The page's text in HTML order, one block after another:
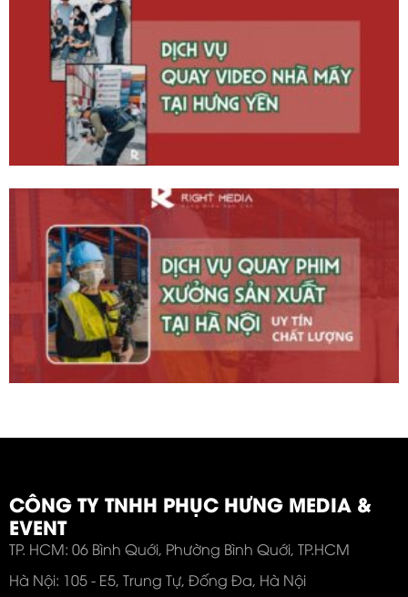
CÔNG TY TNHH PHỤC HƯNG MEDIA &
EVENT
TP. HCM: 06 Bình Quới, Phường Bình Quới, TP.HCM
Hà Nội: 105 - E5, Trung Tự, Đống Đa, Hà Nội